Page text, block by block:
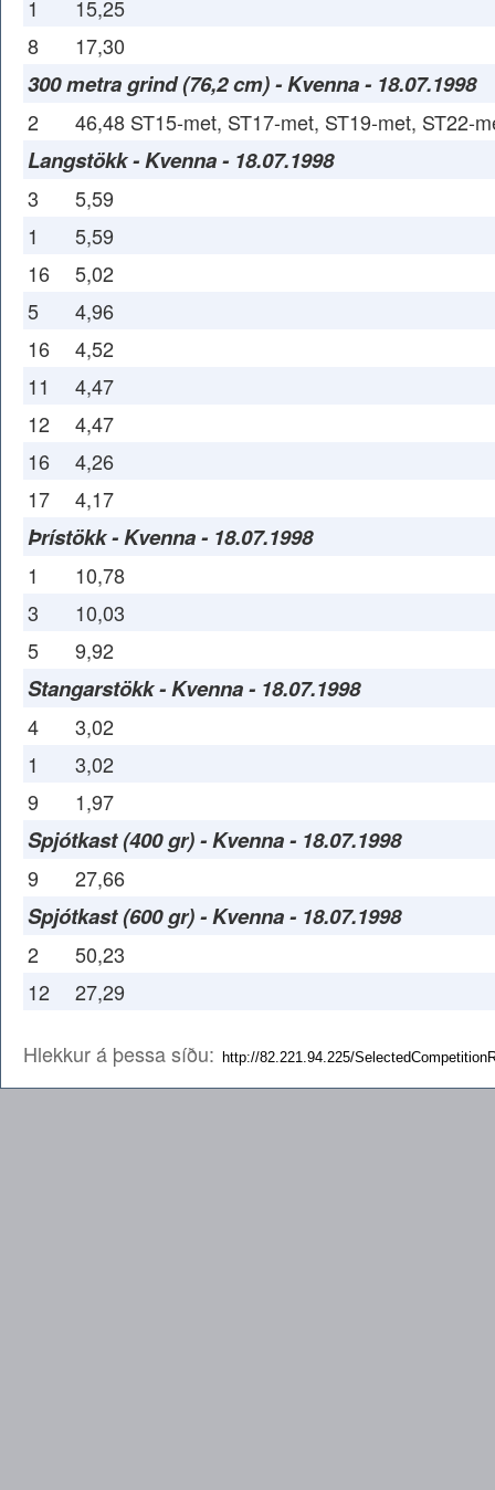
1
15,25
8
17,30
300 metra grind (76,2 cm) - Kvenna - 18.07.1998
2 46,48 ST15-met, ST17-met, ST19-met, ST22-
Langstökk - Kvenna - 18.07.1998
3
5,59
1
5,59
16
5,02
5
4,96
16
4,52
11
4,47
12
4,47
16
4,26
17
4,17
Þrístökk - Kvenna - 18.07.1998
1
10,78
3
10,03
5
9,92
Stangarstökk - Kvenna - 18.07.1998
4
3,02
1
3,02
9
1,97
Spjótkast (400 gr) - Kvenna - 18.07.1998
9 27,66
Spjótkast (600 gr) - Kvenna - 18.07.1998
2
50,23
12
27,29
Hlekkur á þessa síðu: